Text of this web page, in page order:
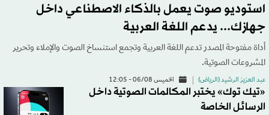
استوديو صوت يعمل بالذكاء الاصطناعي داخل
جهازك... يدعم اللغة العربية
أداة مفتوحة المصدر تدعم اللغة العربية وتجمع استنساخ الصوت والإملاء وتحرير
المشروعات الصوتية.
عبد العزيز الرشيد (الرياض) الخميس 06/08 - 12:05
«تيك توك» يختبر المكالمات الصوتية داخل
الرسائل الخاصة